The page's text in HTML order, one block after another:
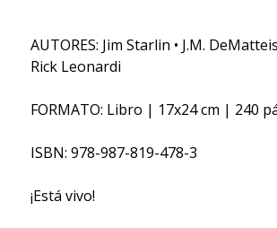
AUTORES: Jim Starlin • J.M.
Rick Leonardi
FORMATO: Libro | 17x24 cm | 240
ISBN: 978-987-819-478-3
¡Está vivo!